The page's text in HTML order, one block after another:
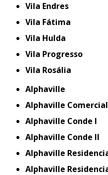
Vila Endres
Vila Fátima
Vila Hulda
Vila Progresso
Vila Rosália
Alphaville
Alphaville Comercial
Alphaville Conde I
Alphaville Conde II
Alphaville
Alphaville